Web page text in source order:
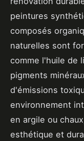
peintures
composés
naturelles sont
comme l'huile de
pigments
d'émissions
environnement
en argile ou
esthétique et